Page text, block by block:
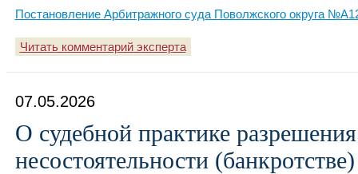
Постановление Арбитражного суда Поволжского округа
Читать комментарий эксперта
07.05.2026
О судебной практике
несостоятельности